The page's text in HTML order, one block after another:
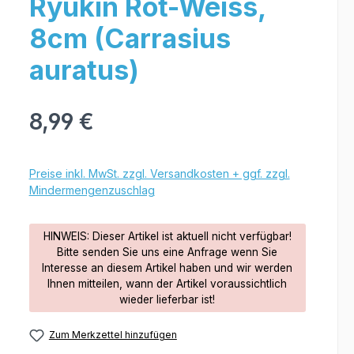
Ryukin Rot-Weiss,
8cm (Carrasius
auratus)
8,99 €
Preise inkl. MwSt. zzgl. Versandkosten + ggf. zzgl.
Mindermengenzuschlag
HINWEIS: Dieser Artikel ist aktuell nicht verfügbar!
Bitte senden Sie uns eine Anfrage wenn Sie
Interesse an diesem Artikel haben und wir werden
Ihnen mitteilen, wann der Artikel voraussichtlich
wieder lieferbar ist!
Zum Merkzettel hinzufügen